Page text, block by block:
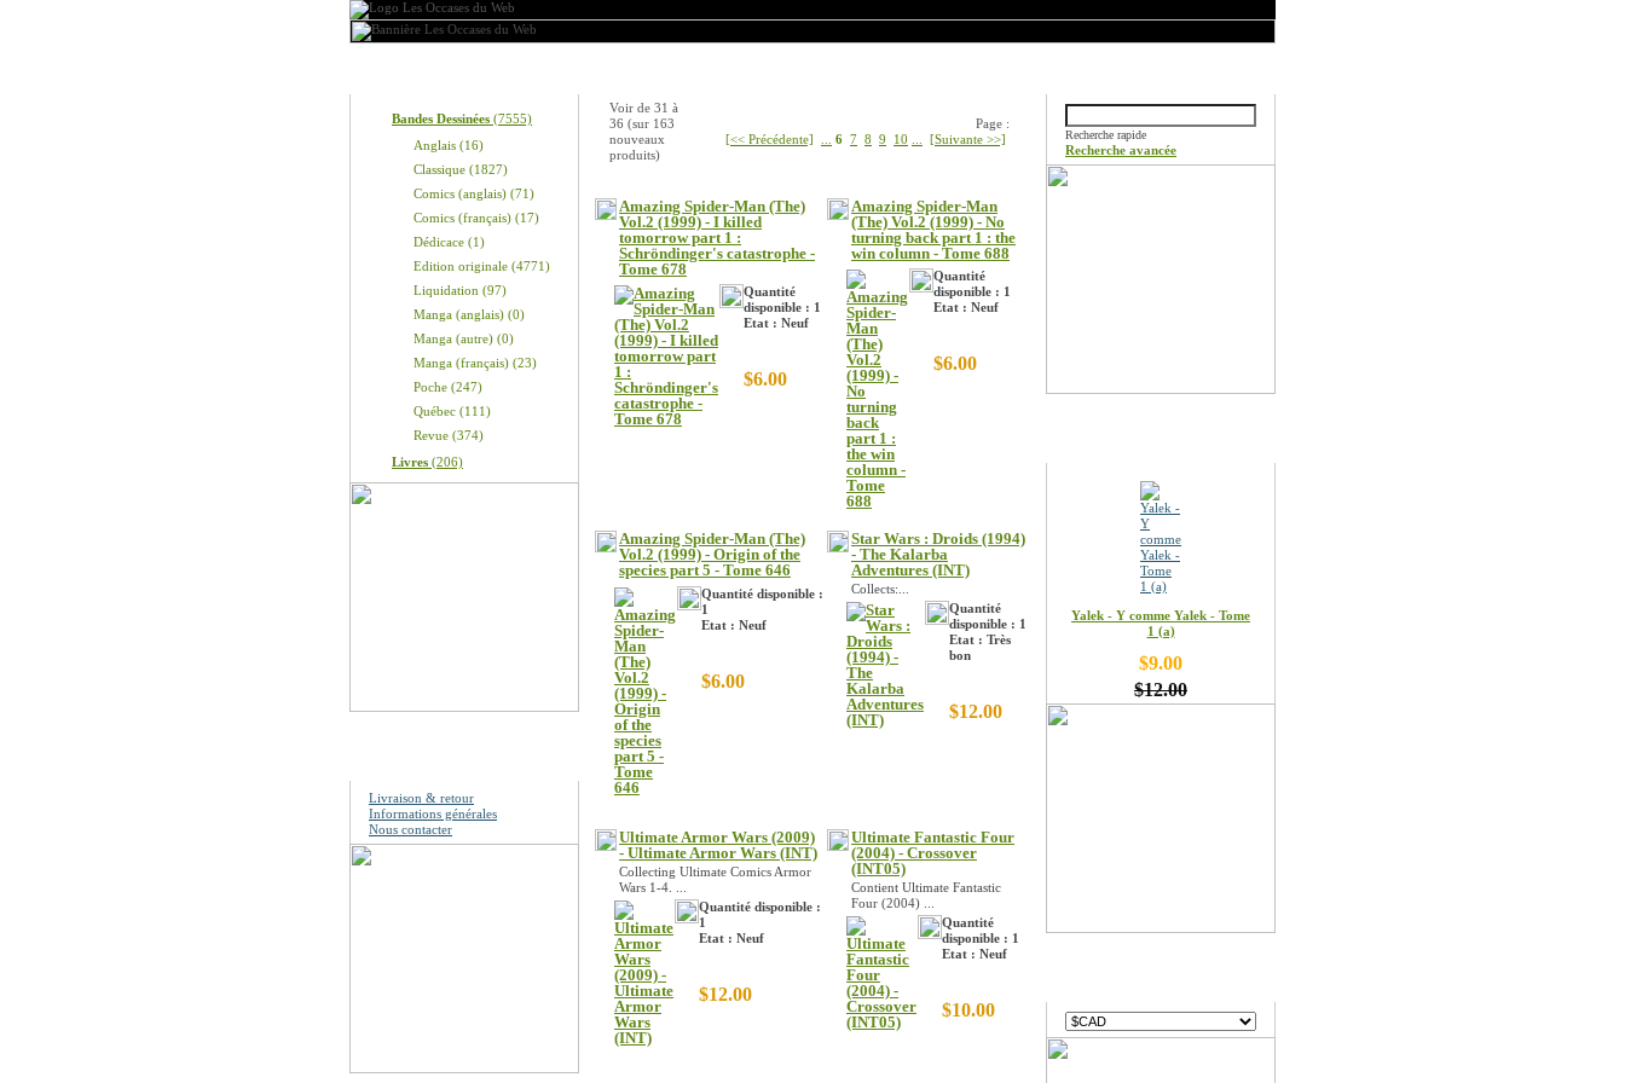
Bandes Dessinées (7555)
Anglais (16)
Classique (1827)
Comics (anglais) (71)
Comics (français) (17)
Dédicace (1)
Edition originale (4771)
Liquidation (97)
Manga (anglais) (0)
Manga (autre) (0)
Manga (français) (23)
Poche (247)
Québec (111)
Revue (374)
Livres (206)
Livraison & retour
Informations générales
Nous contacter
Voir de 31 à
36 (sur 163
nouveaux
produits)
Page :
[<< Précédente]
6 7 8 9 10 [Suivante >>]
Amazing Spider-Man (The)
Vol.2 (1999) - I killed
tomorrow part 1 :
Schröndinger's catastrophe -
Tome 678
Quantité
disponible : 1
Etat : Neuf
$6.00
Amazing Spider-Man
(The) Vol.2 (1999) - No
turning back part 1 : the
win column - Tome 688
Quantité
disponible : 1
Etat : Neuf
$6.00
Amazing Spider-Man (The)
Vol.2 (1999) - Origin of the
species part 5 - Tome 646
Quantité disponible :
1
Etat : Neuf
$6.00
Star Wars : Droids (1994)
- The Kalarba
Adventures (INT)
Collects:...
Quantité
disponible : 1
Etat : Très
bon
$12.00
Ultimate Armor Wars (2009)
- Ultimate Armor Wars (INT)
Collecting Ultimate Comics Armor
Wars 1-4. ...
Quantité disponible :
1
Etat : Neuf
$12.00
Ultimate Fantastic Four
(2004) - Crossover
(INT05)
Contient Ultimate Fantastic
Four (2004) ...
Quantité
disponible : 1
Etat : Neuf
$10.00
Recherche rapide
Recherche avancée
Yalek - Y comme Yalek - Tome
1 (a)
$9.00
$12.00